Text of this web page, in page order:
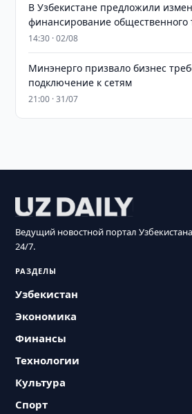
В Узбекистане предложили
финансирование общественного
14:30 · 02/08
Минэнерго призвало бизнес
подключение к сетям
21:00 · 31/07
Ведущий новостной портал
24/7.
РАЗДЕЛЫ
Узбекистан
Экономика
Финансы
Технологии
Культура
Спорт